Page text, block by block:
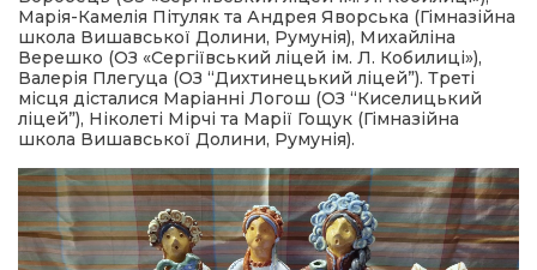
Марія-Камелія Пітуляк та Андрея Яворська (Гімназійна
школа Вишавської Долини, Румунія), Михайліна
Верешко (ОЗ «Сергіївський ліцей ім. Л. Кобилиці»),
Валерія Плегуца (ОЗ “Дихтинецький ліцей”). Треті
місця дісталися Маріанні Логош (ОЗ “Киселицький
ліцей”), Ніколеті Мірчі та Марії Гощук (Гімназійна
школа Вишавської Долини, Румунія).